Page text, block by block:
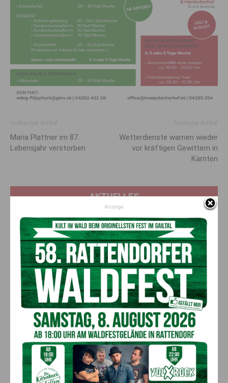
Maria Plattner im 87.
Lebensjahr verstorben
Wetter­dienste warnen wieder
vor kräftigen Gewittern in
Kärnten
AKTUELLES
Kirchtag in St. Lorenzen
Aktuell 6. August 2026
50 Liter Kraftstoff ausgetreten:
Feuerwehreinsatz in Möderndorf
Aktuell 5. August 2026
Großeinsatz in Arnoldstein:
Grenzüberschreitende Suchaktion nach
Schweizer (67)
Aktuell 5. August 2026
Anzeige